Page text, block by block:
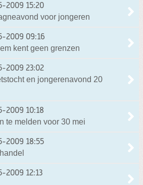
2009 15:20
voor jongeren
2009 09:16
kent geen grenzen
2009 23:02
en jongerenavond 20
2009 10:18
te melden voor 30 mei
2009 18:55
2009 12:13